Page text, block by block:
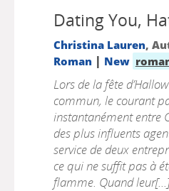
Dating You,
Christina Lauren,
Roman | New
Lors de la fête
commun, le courant
instantanément entre
des plus influents
service de deux
ce qui ne suffit pas à
flamme. Quand leur[...]